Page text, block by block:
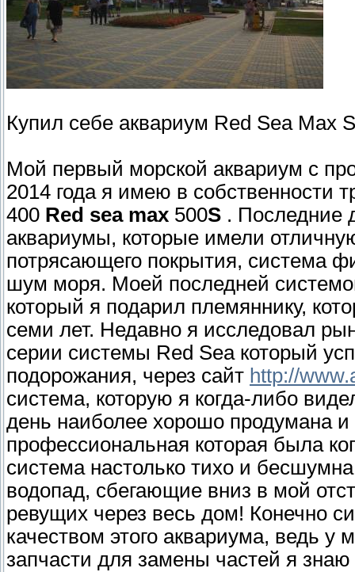
Купил себе аквариум Red Sea Max S
Мой первый морской аквариум с
2014 года я имею в собственности
400 Red sea max 500S . Последние
аквариумы, которые имели
потрясающего покрытия, система
шум моря. Моей последней
который я подарил племяннику,
семи лет. Недавно я исследовал
серии системы Red Sea который
подорожания, через сайт http://
система, которую я когда-либо
день наиболее хорошо продумана
профессиональная которая была
система настолько тихо и
водопад, сбегающие вниз в мой
ревущих через весь дом! Конечно
качеством этого аквариума, ведь
запчасти для замены частей я знаю